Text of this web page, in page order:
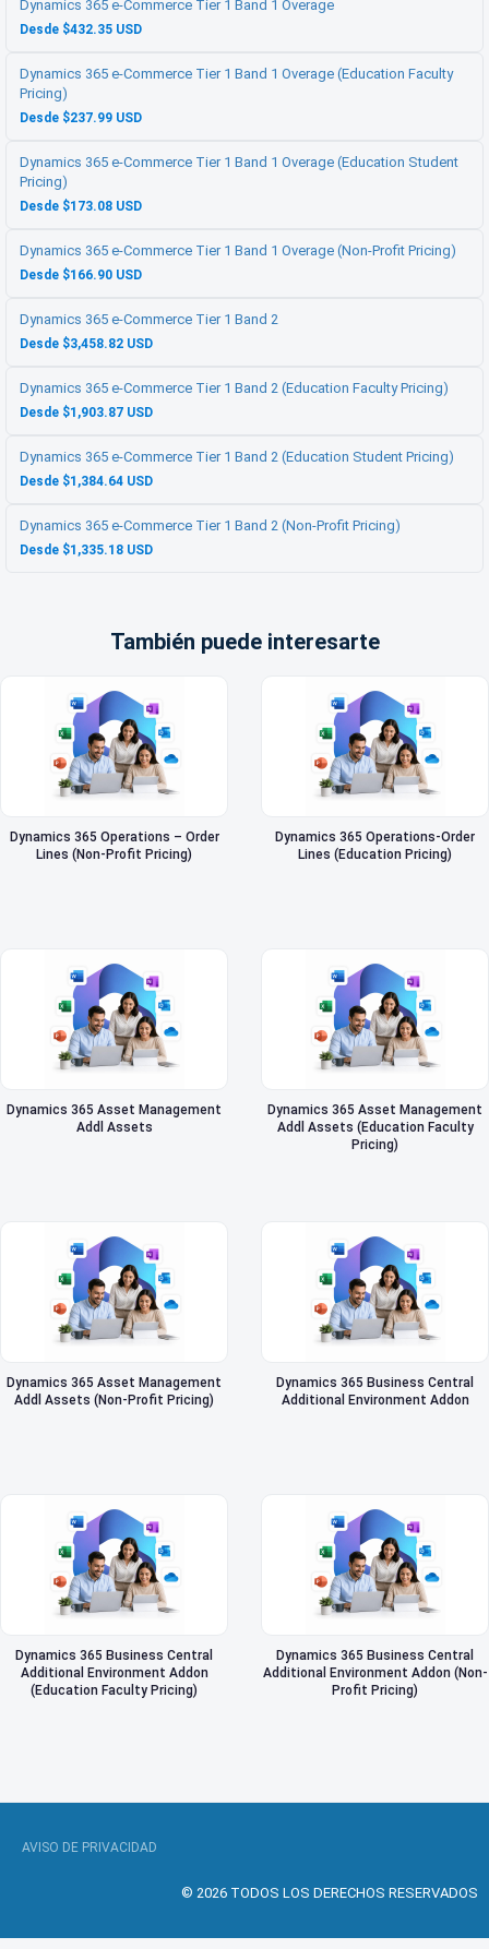
Dynamics 365 e-Commerce Tier 1 Band 1 Overage
Desde $432.35 USD
Dynamics 365 e-Commerce Tier 1 Band 1 Overage (Education Faculty
Pricing)
Desde $237.99 USD
Dynamics 365 e-Commerce Tier 1 Band 1 Overage (Education Student
Pricing)
Desde $173.08 USD
Dynamics 365 e-Commerce Tier 1 Band 1 Overage (Non-Profit Pricing)
Desde $166.90 USD
Dynamics 365 e-Commerce Tier 1 Band 2
Desde $3,458.82 USD
Dynamics 365 e-Commerce Tier 1 Band 2 (Education Faculty Pricing)
Desde $1,903.87 USD
Dynamics 365 e-Commerce Tier 1 Band 2 (Education Student Pricing)
Desde $1,384.64 USD
Dynamics 365 e-Commerce Tier 1 Band 2 (Non-Profit Pricing)
Desde $1,335.18 USD
También puede interesarte
Dynamics 365 Operations – Order
Lines (Non-Profit Pricing)
Dynamics 365 Operations-Order
Lines (Education Pricing)
Dynamics 365 Asset Management
Addl Assets
Dynamics 365 Asset Management
Addl Assets (Education Faculty
Pricing)
Dynamics 365 Asset Management
Addl Assets (Non-Profit Pricing)
Dynamics 365 Business Central
Additional Environment Addon
Dynamics 365 Business Central
Additional Environment Addon
(Education Faculty Pricing)
Dynamics 365 Business Central
Additional Environment Addon (Non-
Profit Pricing)
AVISO DE PRIVACIDAD
© 2026 TODOS LOS DERECHOS RESERVADOS